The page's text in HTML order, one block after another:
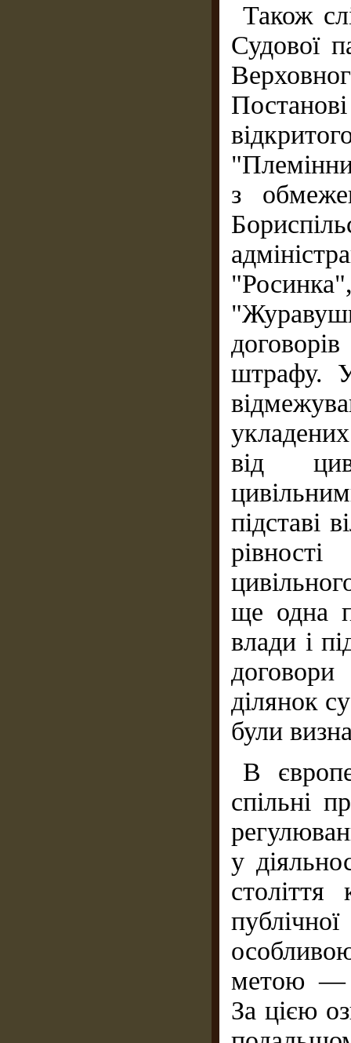
Також
Судової
з
штрафу. У
від
підставі
ще одна
влади і
ділянок
були
В
спільні
у
метою —
За цією